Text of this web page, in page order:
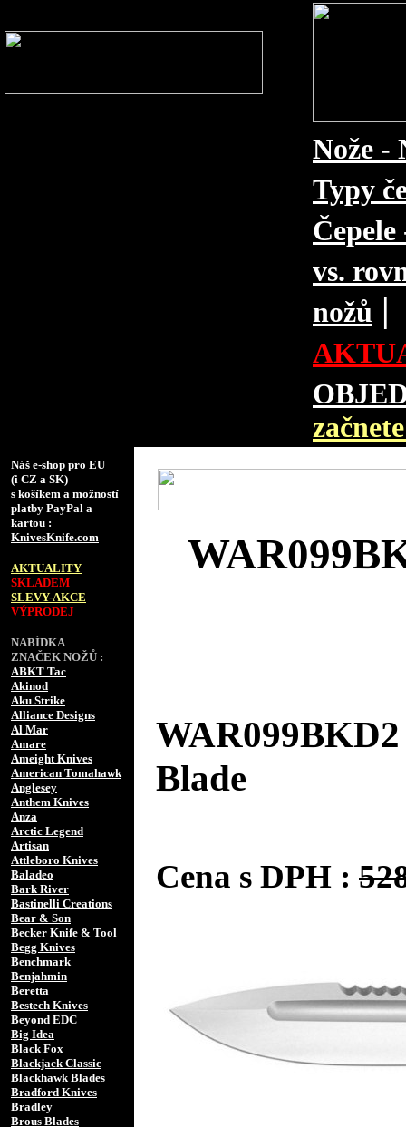
Nože -
Typy
vs.
nožů |
Náš e-shop pro EU
(i CZ a SK)
s košíkem a možností
platby PayPal a
kartou :
KnivesKnife.com
AKTUALITY
SKLADEM
SLEVY-AKCE
VÝPRODEJ
NABÍDKA
ZNAČEK NOŽŮ :
ABKT Tac
Akinod
Aku Strike
Alliance Designs
Al Mar
Amare
Ameight Knives
American Tomahawk
Anglesey
Anthem Knives
Anza
Arctic Legend
Artisan
Attleboro Knives
Baladeo
Bark River
Bastinelli Creations
Bear & Son
Becker Knife & Tool
Begg Knives
Benchmark
Benjahmin
Beretta
Bestech Knives
Beyond EDC
Big Idea
Black Fox
Blackjack Classic
Blackhawk Blades
Bradford Knives
Bradley
Brous Blades
Blade
Cena s DPH :